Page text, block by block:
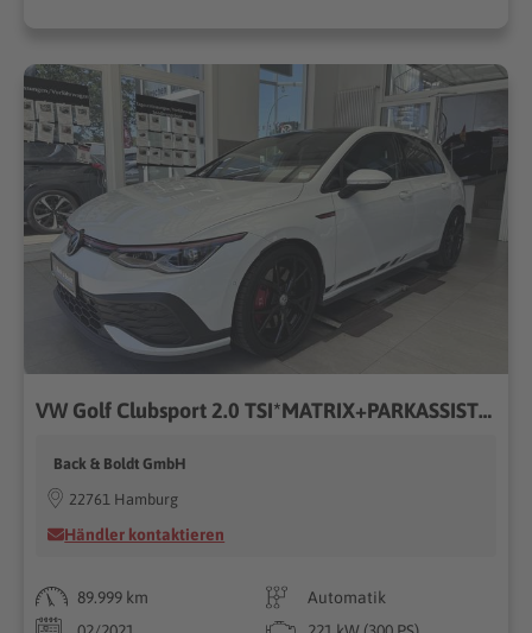
VW Golf Clubsport 2.0 TSI*MATRIX+PARKASSIST+PANO*
Back & Boldt GmbH
22761 Hamburg
Händler kontaktieren
89.999 km
Automatik